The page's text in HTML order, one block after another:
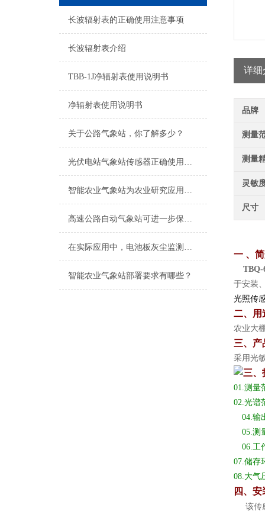
长波辐射表的正确使用注意事项
长波辐射表介绍
TBB-1J净辐射表使用说明书
净辐射表使用说明书
关于公路气象站，你了解多少？
光伏电站气象站传感器正确使用的重要性
智能农业气象站为农业研究应用提供了坚固可靠的信息
高速公路自动气象站可进一步保障高速公路安全畅通
在实际应用中，电池板灰尘监测仪具有诸多优势
智能农业气象站部署要求有哪些？
详细
品牌
测量
测量
灵敏
尺寸
一 、
TBQ-
于安装
光照传
二、用
农业大
三、产
采用光
三、
01.测量
02.光谱
04.输
05.测
06.工
07.储存
08.大气
四、
该传